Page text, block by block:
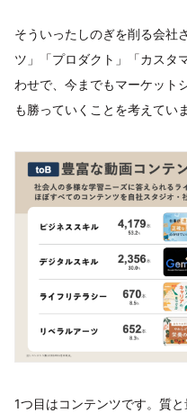
そういったしのぎを削る会社
ツ」「プロダクト」「カスタ
わせで、今までもマーケット
も勝っていくことを考えていま
1つ目はコンテンツです。質